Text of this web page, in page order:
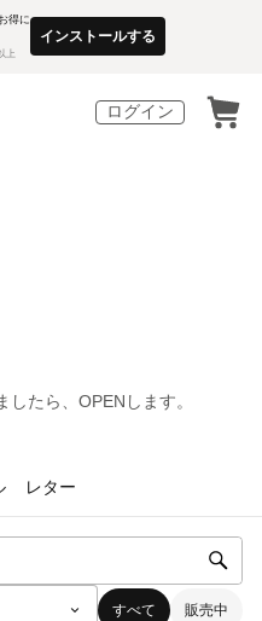
得に
上
インストールする
ログイン
たら、OPENします。
レター
すべて 販売中